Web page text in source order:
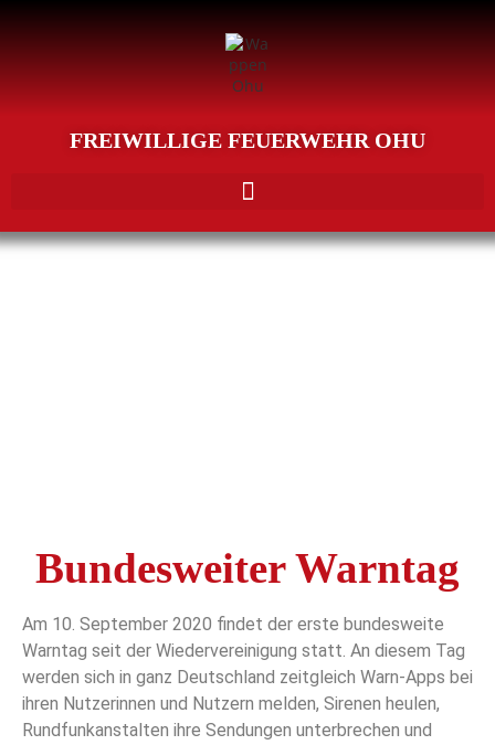
FREIWILLIGE FEUERWEHR OHU
Bundesweiter Warntag
Am 10. September 2020 findet der erste bundesweite
Warntag seit der Wiedervereinigung statt. An diesem Tag
werden sich in ganz Deutschland zeitgleich Warn-Apps bei
ihren Nutzerinnen und Nutzern melden, Sirenen heulen,
Rundfunkanstalten ihre Sendungen unterbrechen und